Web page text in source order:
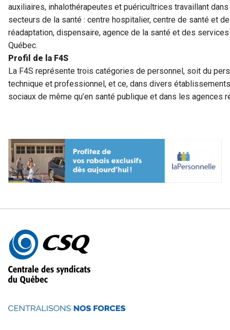
auxiliaires, inhalothérapeutes et puéricultrices travaillant
secteurs de la santé : centre hospitalier, centre de santé et
réadaptation, dispensaire, agence de la santé et des
Québec.
Profil de la F4S
La F4S représente trois catégories de personnel, soit du
technique et professionnel, et ce, dans divers
sociaux de même qu’en santé publique et dans les agences
Autres
informations